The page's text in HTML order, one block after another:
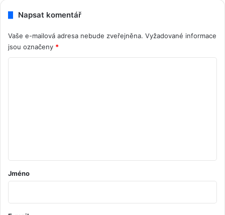
Napsat komentář
Vaše e-mailová adresa nebude zveřejněna. Vyžadované informace
jsou označeny *
ř
Jméno